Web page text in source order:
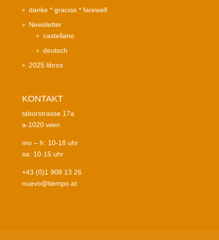
danke * gracias * farewell
Newsletter
castellano
deutsch
2025 libros
KONTAKT
taborstrasse 17a
a-1020 wien
mo – fr: 10-18 uhr
sa: 10-15 uhr
+43 (0)1 908 13 26
nuevo@tiempo.at